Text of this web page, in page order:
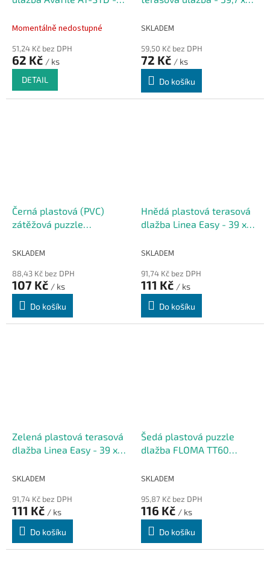
Momentálně nedostupné
51,24 Kč bez DPH
62 Kč / ks
DETAIL
SKLADEM
59,50 Kč bez DPH
72 Kč / ks
Do košíku
Černá plastová (PVC)
zátěžová puzzle
dlažba FLOMA TT10
cm
SKLADEM
88,43 Kč bez DPH
107 Kč / ks
Do košíku
Hnědá plastová terasová
dlažba Linea Easy - 39 x
SKLADEM
91,74 Kč bez DPH
111 Kč / ks
Do košíku
Zelená plastová terasová
dlažba Linea Easy - 39 x
SKLADEM
91,74 Kč bez DPH
111 Kč / ks
Do košíku
Šedá plastová puzzle
dlažba FLOMA TT60
0,5 cm
SKLADEM
95,87 Kč bez DPH
116 Kč / ks
Do košíku